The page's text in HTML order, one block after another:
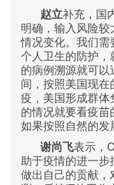
赵立补充 ，国
明确，输入风险较
情况变化。我们需
个人卫生的防护，
的病例溯源就可
间，按照美国现
疫，美国形成群体
的情况就要看疫苗
如果按照自然的发
谢尚飞表示，
助于疫情的进一
做出自己的贡献，